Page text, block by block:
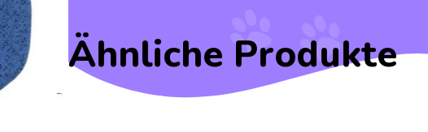
Ähnliche Produkte